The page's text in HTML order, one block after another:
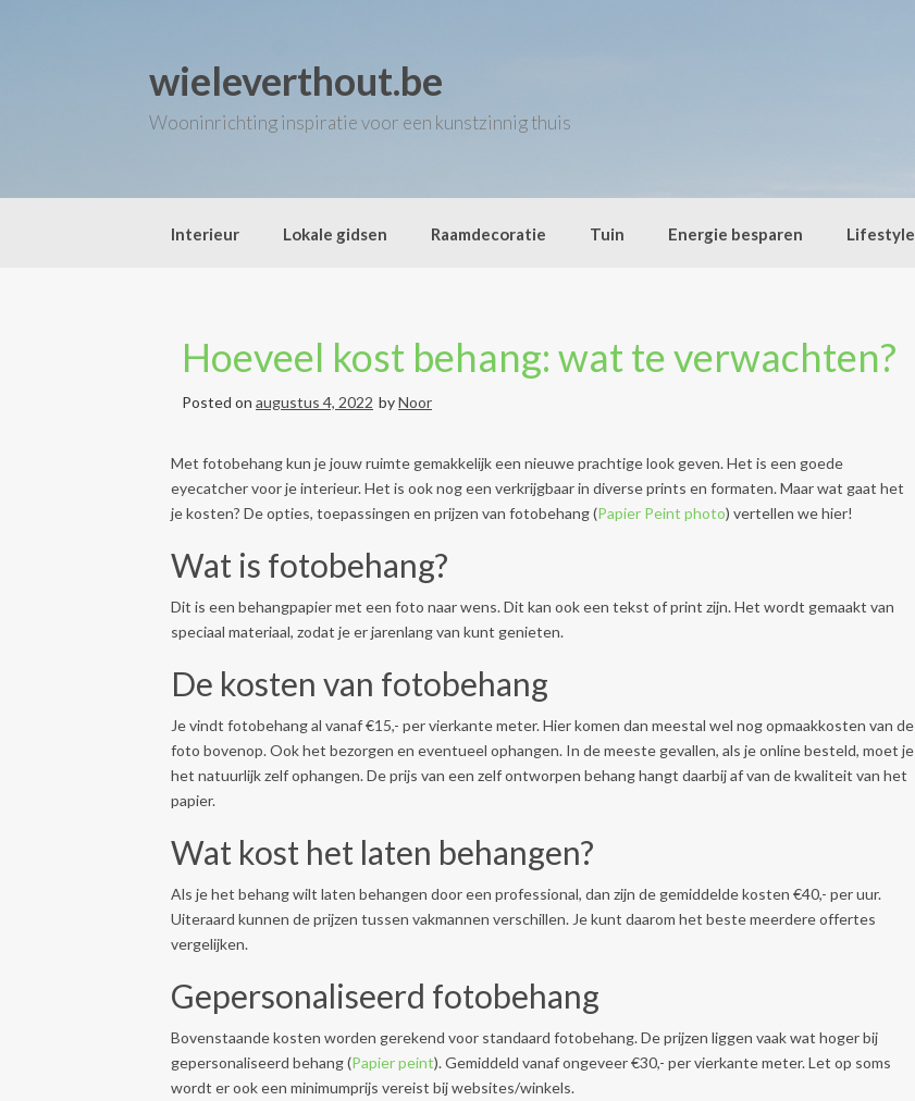
wieleverthout.be
Wooninrichting inspiratie voor een kunstzinnig thuis
Interieur Lokale gidsen Raamdecoratie Tuin Energie besparen Lifestyle
Hoeveel kost behang: wat te verwachten?
Posted on augustus 4, 2022 byNoor
Met fotobehang kun je jouw ruimte gemakkelijk een nieuwe prachtige look geven. Het is een goede
eyecatcher voor je interieur. Het is ook nog een verkrijgbaar in diverse prints en formaten. Maar wat gaat het
je kosten? De opties, toepassingen en prijzen van fotobehang (Papier Peint photo) vertellen we hier!
Wat is fotobehang?
Dit is een behangpapier met een foto naar wens. Dit kan ook een tekst of print zijn. Het wordt gemaakt van
speciaal materiaal, zodat je er jarenlang van kunt genieten.
De kosten van fotobehang
Je vindt fotobehang al vanaf €15,- per vierkante meter. Hier komen dan meestal wel nog opmaakkosten van de
foto bovenop. Ook het bezorgen en eventueel ophangen. In de meeste gevallen, als je online besteld, moet je
het natuurlijk zelf ophangen. De prijs van een zelf ontworpen behang hangt daarbij af van de kwaliteit van het
papier.
Wat kost het laten behangen?
Als je het behang wilt laten behangen door een professional, dan zijn de gemiddelde kosten €40,- per uur.
Uiteraard kunnen de prijzen tussen vakmannen verschillen. Je kunt daarom het beste meerdere offertes
vergelijken.
Gepersonaliseerd fotobehang
Bovenstaande kosten worden gerekend voor standaard fotobehang. De prijzen liggen vaak wat hoger bij
gepersonaliseerd behang (Papier peint). Gemiddeld vanaf ongeveer €30,- per vierkante meter. Let op soms
wordt er ook een minimumprijs vereist bij websites/winkels.